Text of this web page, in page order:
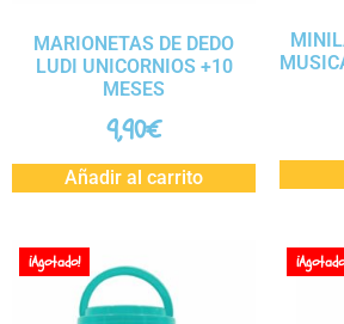
MARIONETAS DE DEDO
LUDI UNICORNIOS +10
MESES
9,90€
Añadir al carrito
¡Agotado!